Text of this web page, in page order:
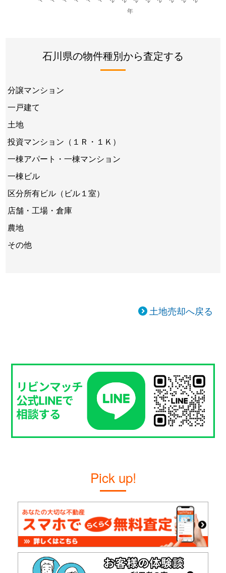
石川県の物件種別から査定する
分譲マンション
一戸建て
土地
投資マンション（１Ｒ・１Ｋ）
一棟アパート・一棟マンション
一棟ビル
区分所有ビル（ビル１室）
店舗・工場・倉庫
農地
その他
土地売却へ戻る
Pick up!